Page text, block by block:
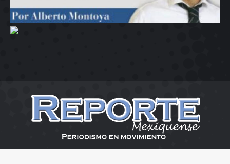
Reporte Mexiquense 2026